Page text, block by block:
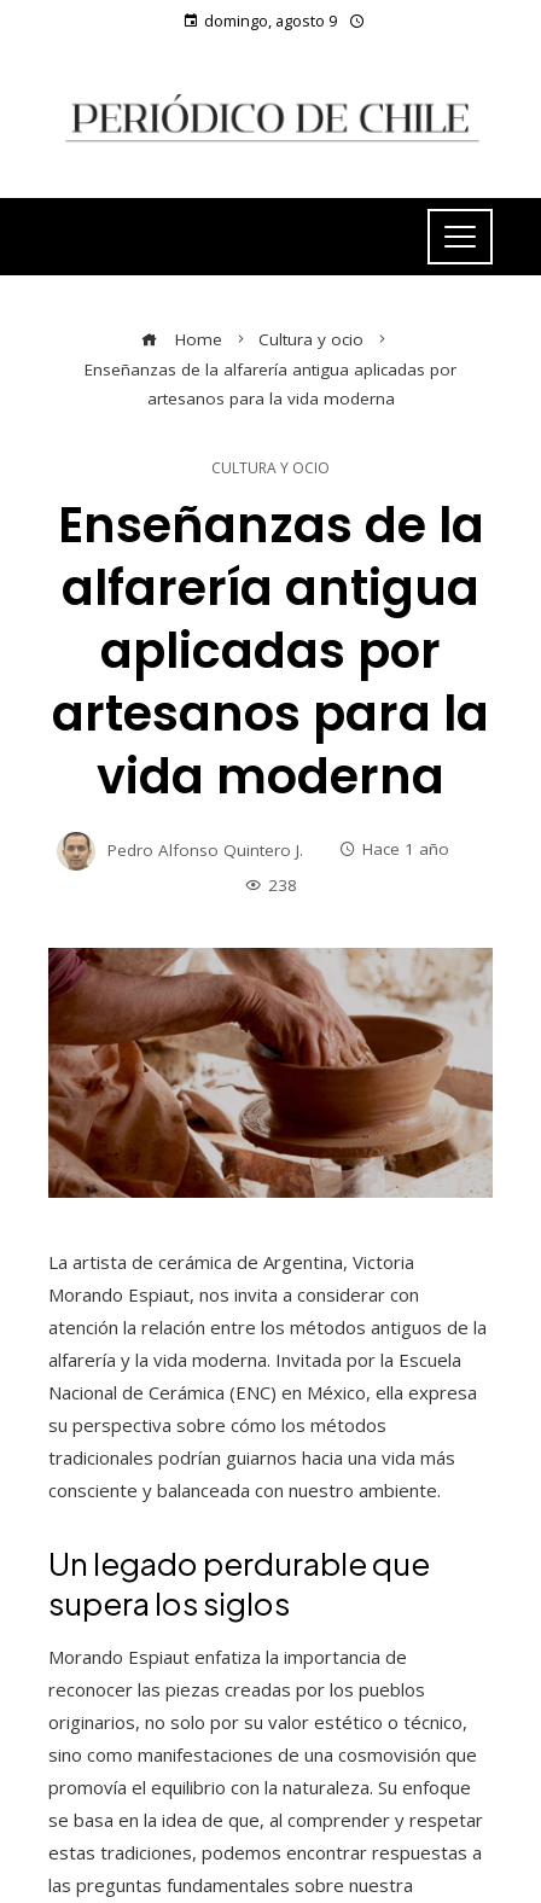
domingo, agosto 9
Home
Cultura y ocio
Enseñanzas de la alfarería antigua aplicadas por
artesanos para la vida moderna
CULTURA Y OCIO
Enseñanzas de la
alfarería antigua
aplicadas por
artesanos para la
vida moderna
Pedro Alfonso Quintero J.
Hace 1 año
238
La artista de cerámica de Argentina, Victoria
Morando Espiaut, nos invita a considerar con
atención la relación entre los métodos antiguos de la
alfarería y la vida moderna. Invitada por la Escuela
Nacional de Cerámica (ENC) en México, ella expresa
su perspectiva sobre cómo los métodos
tradicionales podrían guiarnos hacia una vida más
consciente y balanceada con nuestro ambiente.
Un legado perdurable que
supera los siglos
Morando Espiaut enfatiza la importancia de
reconocer las piezas creadas por los pueblos
originarios, no solo por su valor estético o técnico,
sino como manifestaciones de una cosmovisión que
promovía el equilibrio con la naturaleza. Su enfoque
se basa en la idea de que, al comprender y respetar
estas tradiciones, podemos encontrar respuestas a
las preguntas fundamentales sobre nuestra